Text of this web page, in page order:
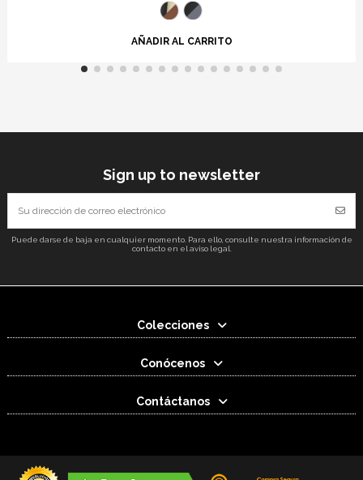
AÑADIR AL CARRITO
Sign up to newsletter
Puede darse de baja en cualquier momento. Para ello, consulte nuestra información de
contacto en el aviso legal.
Colecciones
Conócenos
Contáctanos